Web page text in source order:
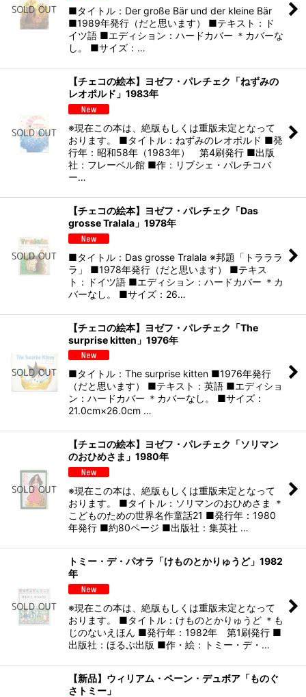
■タイトル：Der große Bär und der kleine Bär
■1989年発行（だと思います） ■テキスト：ド
イツ語 ■エディション：ハードカバー ＊カバーな
し。 ■サイズ：…
【チェコの絵本】ヨゼフ・パレチェク「ねずみの
レオポルド」1983年
※現在この本は、絶版もしくは重版未定となって
おります。 ■タイトル：ねずみのレオポルド ■発
行年：昭和58年（1983年） 第4刷発行 ■出版
社：フレーベル館 ■作：リブシェ・パレチコバ
ー…
【チェコの絵本】ヨゼフ・パレチェク「Das
grosse Tralala」1978年
■タイトル：Das grosse Tralala ※邦題「トラララ
ラ」 ■1978年発行（だと思います） ■テキス
ト：ドイツ語 ■エディション：ハードカバー ＊カ
バーなし。 ■サイズ：26…
【チェコの絵本】ヨゼフ・パレチェク「The
surprise kitten」1976年
■タイトル：The surprise kitten ■1976年発行
（だと思います） ■テキスト：英語 ■エディショ
ン：ハードカバー ＊カバーなし。 ■サイズ：
21.0cm×26.0cm …
【チェコの絵本】ヨゼフ・パレチェク「ソリマン
のおひめさま」1980年
※現在この本は、絶版もしくは重版未定となって
おります。 ■タイトル：ソリマンのおひめさま ＊
こどものための世界名作童話21 ■発行年：1980
年発行 ■約80ページ ■出版社：集英社 …
トミー・デ・パオラ「けものとかりゅうど」1982
年
※現在この本は、絶版もしくは重版未定となって
おります。 ■タイトル：けものとかりゅうど ＊も
じのないえほん ■発行年：1982年 第1刷発行 ■
出版社：ほるぷ出版 ■作・絵：トミー・デ・…
【新品】ウィリアム・ペーン・デュボア「ものぐ
さトミー」